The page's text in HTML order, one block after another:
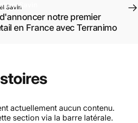
Savin
Savin
notre premier
en France avec Terranimo
actuellement aucun contenu.
section via la barre latérale.